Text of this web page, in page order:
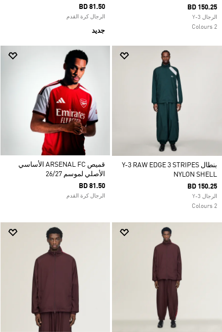
BD 150.25
الرجال Y-3
2 Colours
BD 81.50
الرجال كرة القدم
جديد
بنطال Y-3 RAW EDGE 3 STRIPES
NYLON SHELL
BD 150.25
الرجال Y-3
2 Colours
قميص ARSENAL FC الأساسي
الأصلي لموسم 26/27
BD 81.50
الرجال كرة القدم